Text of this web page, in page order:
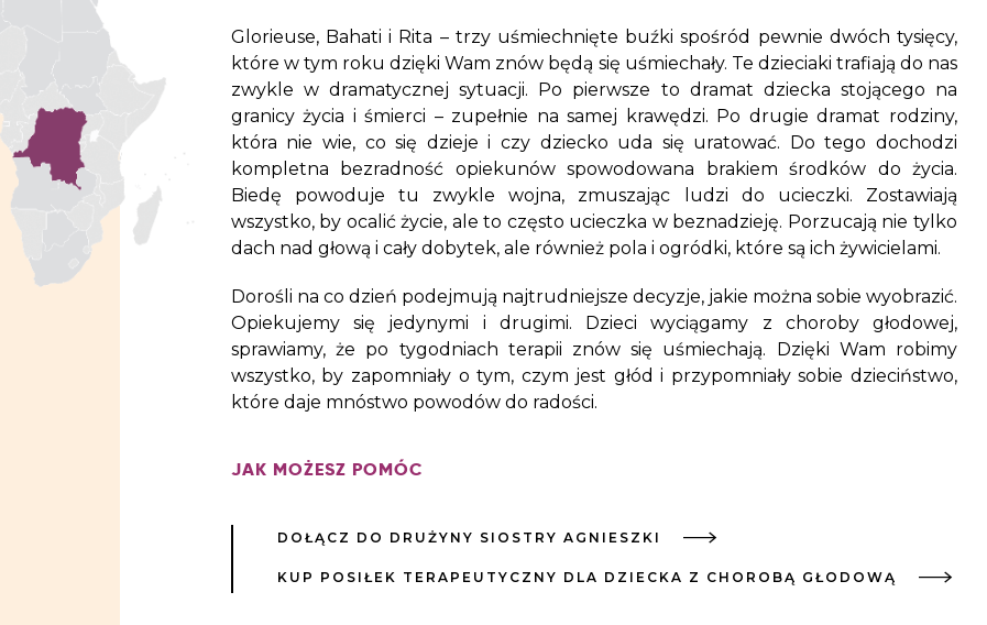
Glorieuse, Bahati i Rita – trzy uśmiechnięte buźki spośród pewnie dwóch tysięcy,
które w tym roku dzięki Wam znów będą się uśmiechały. Te dzieciaki trafiają do nas
zwykle w dramatycznej sytuacji. Po pierwsze to dramat dziecka stojącego na
granicy życia i śmierci – zupełnie na samej krawędzi. Po drugie dramat rodziny,
która nie wie, co się dzieje i czy dziecko uda się uratować. Do tego dochodzi
kompletna bezradność opiekunów spowodowana brakiem środków do życia.
Biedę powoduje tu zwykle wojna, zmuszając ludzi do ucieczki. Zostawiają
wszystko, by ocalić życie, ale to często ucieczka w beznadzieję. Porzucają nie tylko
dach nad głową i cały dobytek, ale również pola i ogródki, które są ich żywicielami.
Dorośli na co dzień podejmują najtrudniejsze decyzje, jakie można sobie wyobrazić.
Opiekujemy się jedynymi i drugimi. Dzieci wyciągamy z choroby głodowej,
sprawiamy, że po tygodniach terapii znów się uśmiechają. Dzięki Wam robimy
wszystko, by zapomniały o tym, czym jest głód i przypomniały sobie dzieciństwo,
które daje mnóstwo powodów do radości.
JAK MOŻESZ POMÓC
DOŁĄCZ DO DRUŻYNY SIOSTRY AGNIESZKI
KUP POSIŁEK TERAPEUTYCZNY DLA DZIECKA Z CHOROBĄ GŁODOWĄ